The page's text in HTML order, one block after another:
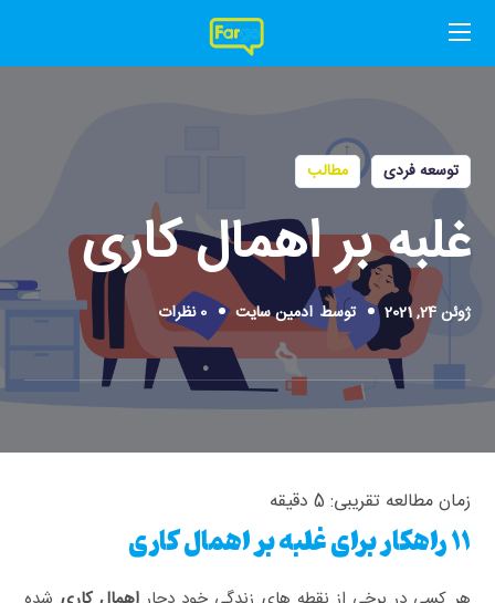
توسعه فردی مطالب
غلبه بر اهمال کاری
ژوئن 24, 2021 توسط ادمین سایت 0 نظرات
زمان مطالعه تقریبی: 5 دقیقه
11 راهکار برای غلبه بر اهمال کاری